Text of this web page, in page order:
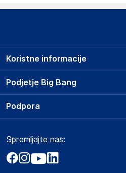
Podjetje Big Bang
O podjetju
Obvestila za javnost
Akt o digitalnih storitvah
Koristne informacije
Prodajna mesta
Storitve
Dostava, vnos in odvoz
Zavarovanje izdelkov
Podpora
Marketplace
Kako oddati naročilo?
Spremljajte nas: